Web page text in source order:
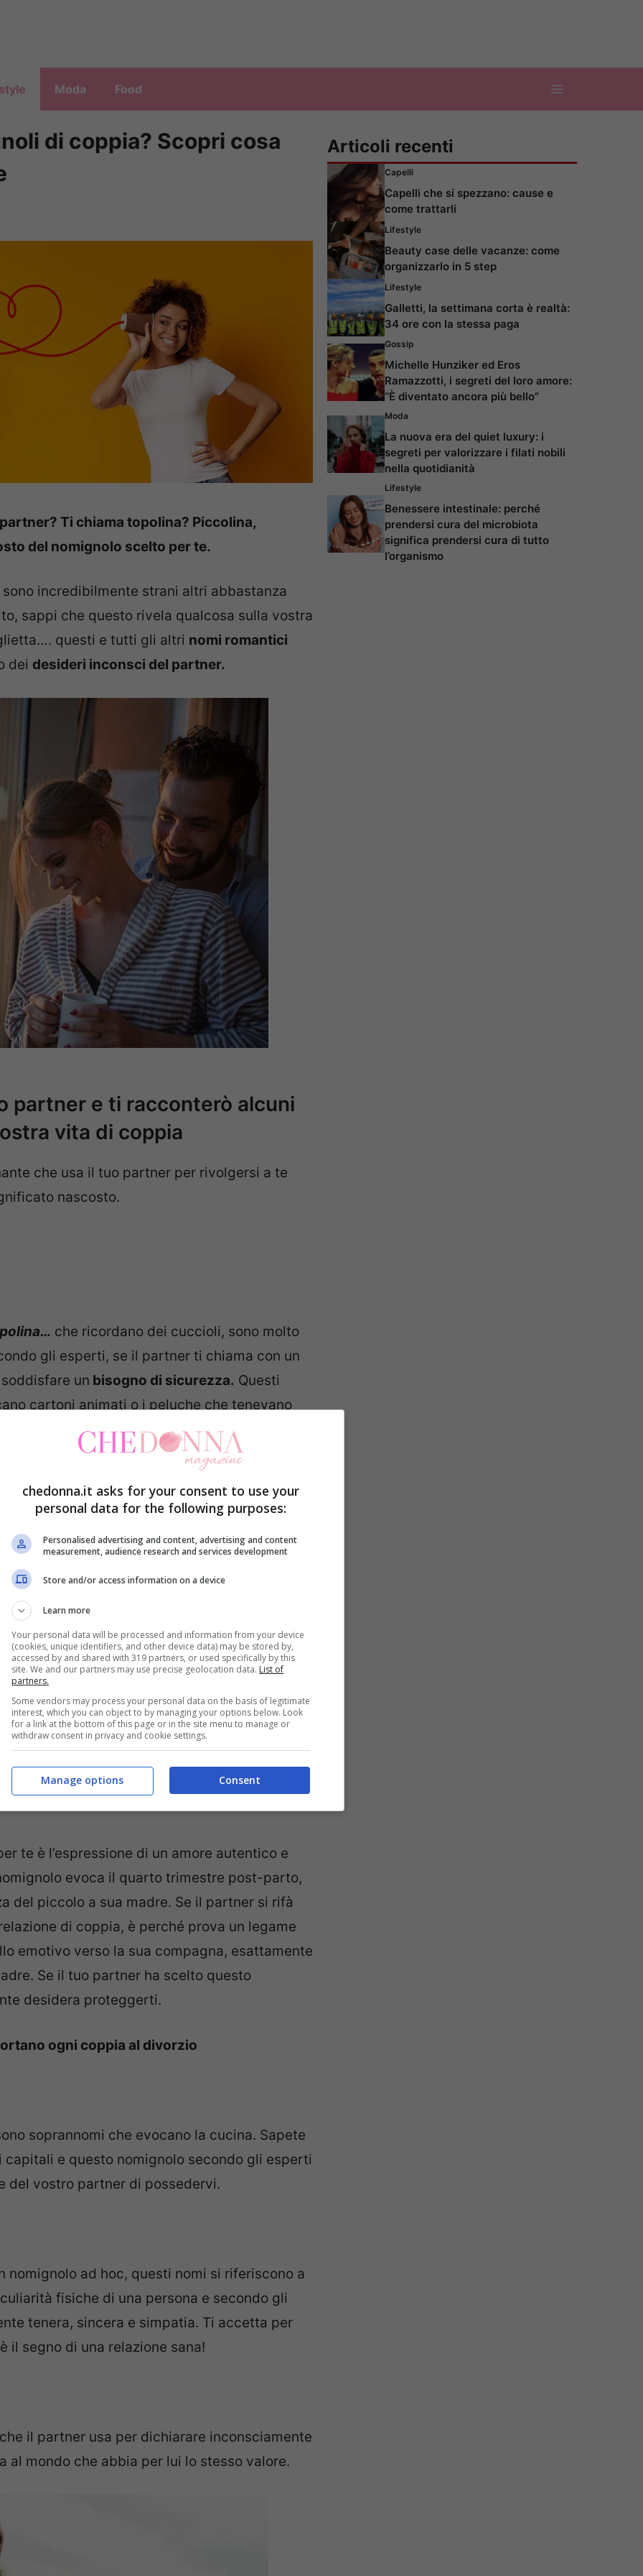
Moda Food
di coppia? Scopri cosa
Ti chiama topolina? Piccolina,
del nomignolo scelto per te.
incredibilmente strani altri abbastanza
sappi che questo rivela qualcosa sulla vostra
questi e tutti gli altri nomi romantici
dei desideri inconsci del partner.
partner e ti racconterò alcuni
vita di coppia
che usa il tuo partner per rivolgersi a te
nascosto.
che ricordano dei cuccioli, sono molto
gli esperti, se il partner ti chiama con un
un bisogno di sicurezza. Questi
cartoni animati o i peluche che tenevano
proiettano al periodo dell’infanzia, il più
dato che è il periodo in cui si è creato e
più forte che ogni persona abbia mai
vita
ma attenzione nascondono una
dall’inizio della vostra relazione. Se
ha conosciuto secondo gli esperti il partner
persona romantica, ma potrebbe essere un
ad usare questi appellativi quando la vostra
un segno di grande amore, ma anche la prova
la sua metà oscurando i suoi difetti.
te è l’espressione di un amore autentico e
evoca il quarto trimestre post-parto,
del piccolo a sua madre. Se il partner si rifà
di coppia, è perché prova un legame
emotivo verso la sua compagna, esattamente
Se il tuo partner ha scelto questo
desidera proteggerti.
ogni coppia al divorzio
soprannomi che evocano la cucina. Sapete
e questo nomignolo secondo gli esperti
del vostro partner di possedervi.
nomignolo ad hoc, questi nomi si riferiscono a
fisiche di una persona e secondo gli
tenera, sincera e simpatia. Ti accetta per
il segno di una relazione sana!
il partner usa per dichiarare inconsciamente
al mondo che abbia per lui lo stesso valore.
Articoli recenti
Capelli
Capelli che si spezzano: cause e
come trattarli
Lifestyle
Beauty case delle vacanze: come
organizzarlo in 5 step
Lifestyle
Galletti, la settimana corta è realtà:
34 ore con la stessa paga
Gossip
Michelle Hunziker ed Eros
Ramazzotti, i segreti del loro amore:
“È diventato ancora più bello”
Moda
La nuova era del quiet luxury: i
segreti per valorizzare i filati nobili
nella quotidianità
Lifestyle
Benessere intestinale: perché
prendersi cura del microbiota
significa prendersi cura di tutto
l’organismo
chedonna.it asks for your consent to use your
personal data for the following purposes:
Personalised advertising and content, advertising and content
measurement, audience research and services development
Store and/or access information on a device
Learn more
Your personal data will be processed and information from your device
(cookies, unique identifiers, and other device data) may be stored by,
accessed by and shared with 319 partners, or used specifically by this
site. We and our partners may use precise geolocation data. List of
partners.
Some vendors may process your personal data on the basis of legitimate
interest, which you can object to by managing your options below. Look
for a link at the bottom of this page or in the site menu to manage or
withdraw consent in privacy and cookie settings.
Consent
Manage options